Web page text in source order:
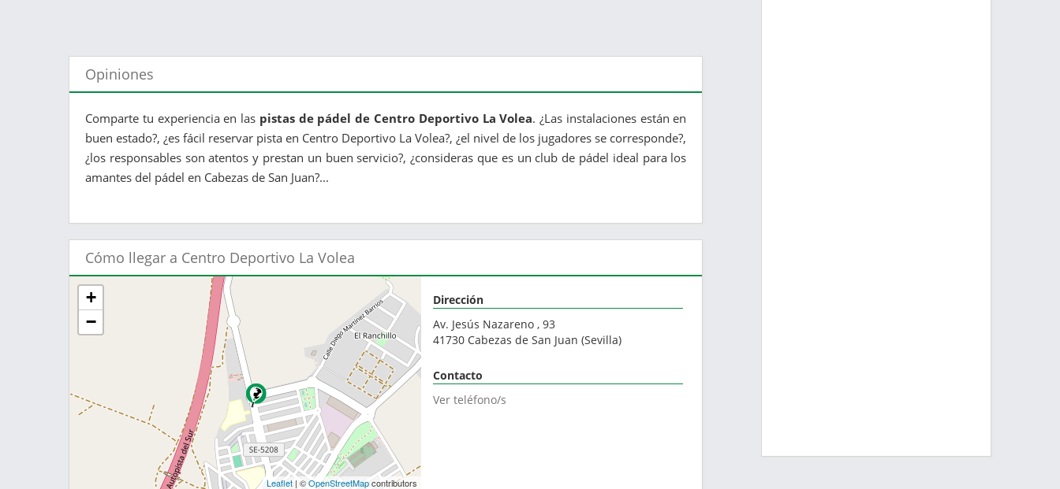
Opiniones
Comparte tu experiencia en las pistas de pádel de Centro Deportivo La Volea. ¿Las instalaciones están en
buen estado?, ¿es fácil reservar pista en Centro Deportivo La Volea?, ¿el nivel de los jugadores se corresponde?,
¿los responsables son atentos y prestan un buen servicio?, ¿consideras que es un club de pádel ideal para los
amantes del pádel en Cabezas de San Juan?...
Cómo llegar a Centro Deportivo La Volea
+
−
Leaflet | ©OpenStreetMapcontributors
Dirección
Av. Jesús Nazareno , 93
41730 Cabezas de San Juan (Sevilla)
Contacto
Ver teléfono/s